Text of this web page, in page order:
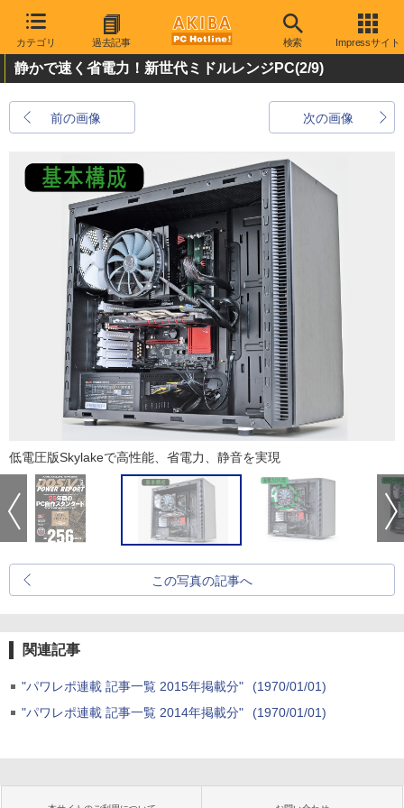
カテゴリ 過去記事 検索 Impressサイト
静かで速く省電力！新世代ミドルレンジPC(2/9)
前の画像 次の画像
低電圧版Skylakeで高性能、省電力、静音を実現
この写真の記事へ
関連記事
"パワレポ連載 記事一覧 2015年掲載分"
(1970/01/01)
"パワレポ連載 記事一覧 2014年掲載分"
(1970/01/01)